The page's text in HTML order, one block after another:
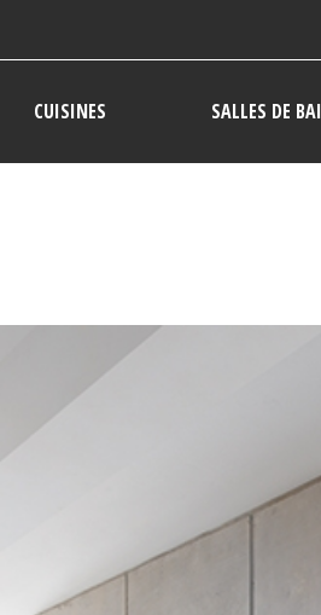
CUISINES SALLES DE